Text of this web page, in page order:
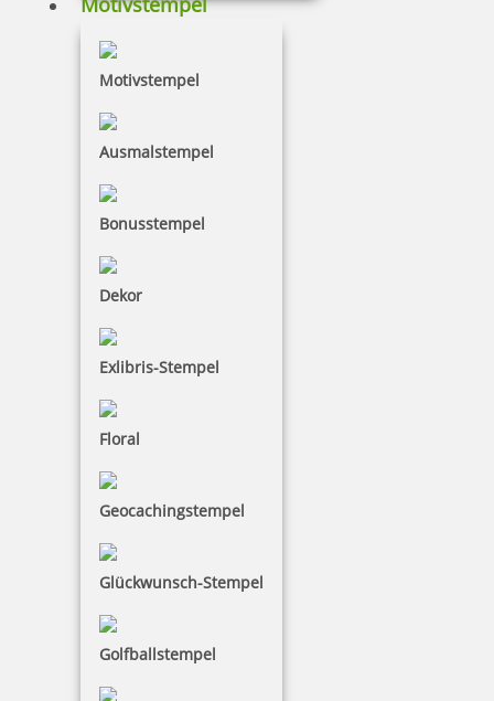
Motivstempel
Ausmalstempel
Bonusstempel
Dekor
Exlibris-Stempel
Floral
Geocachingstempel
Glückwunsch-Stempel
Golfballstempel
508,05 €
Jetzt gestalten
Reiner D28b Datumstempel mit Textplatte 35x20 mm